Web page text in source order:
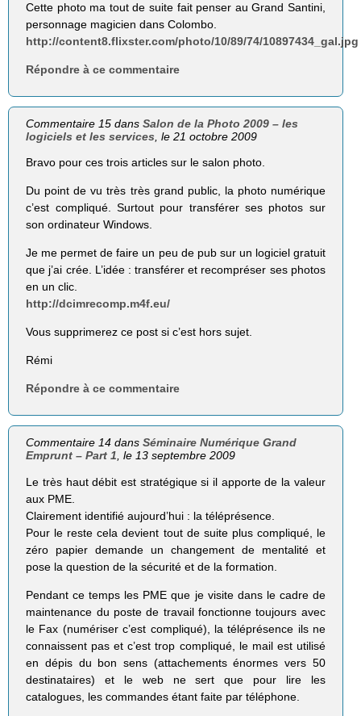
Cette photo ma tout de suite fait penser au Grand Santini,
personnage magicien dans Colombo.
http://content8.flixster.com/photo/10/89/74/10897434_gal.jpg
Répondre à ce commentaire
Commentaire 15 dansSalon de la Photo 2009 – les
logiciels et les services , le 21 octobre 2009
Bravo pour ces trois articles sur le salon photo.
Du point de vu très très grand public, la photo numérique
c’est compliqué. Surtout pour transférer ses photos sur
son ordinateur Windows.
Je me permet de faire un peu de pub sur un logiciel gratuit
que j’ai crée. L’idée : transférer et recompréser ses photos
en un clic.
http://dcimrecomp.m4f.eu/
Vous supprimerez ce post si c’est hors sujet.
Rémi
Répondre à ce commentaire
Commentaire 14 dansSéminaire Numérique Grand
Emprunt – Part 1, le 13 septembre 2009
Le très haut débit est stratégique si il apporte de la valeur
aux PME.
Clairement identifié aujourd’hui : la téléprésence.
Pour le reste cela devient tout de suite plus compliqué, le
zéro papier demande un changement de mentalité et
pose la question de la sécurité et de la formation.
Pendant ce temps les PME que je visite dans le cadre de
maintenance du poste de travail fonctionne toujours avec
le Fax (numériser c’est compliqué), la téléprésence ils ne
connaissent pas et c’est trop compliqué, le mail est utilisé
en dépis du bon sens (attachements énormes vers 50
destinataires) et le web ne sert que pour lire les
catalogues, les commandes étant faite par téléphone.